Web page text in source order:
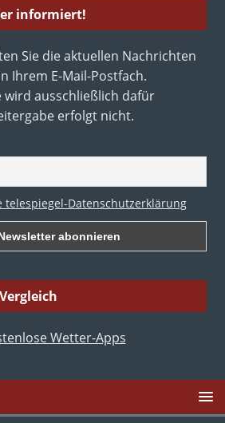
informiert!
Sie die aktuellen Nachrichten
Ihrem E-Mail-Postfach.
wird ausschließlich dafür
erfolgt nicht.
telespiegel-Datenschutzerklärung